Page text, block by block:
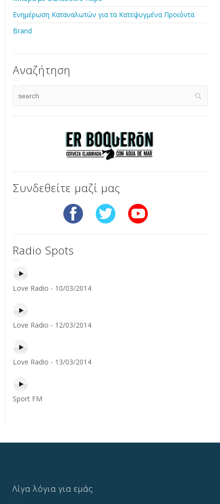
Ενημέρωση Καταναλωτών για τα Κατεψυγμένα Προϊόντα
Brand
Αναζήτηση
Συνδεθείτε μαζί μας
Radio Spots
Love Radio - 10/03/2014
Love Radio - 12/03/2014
Love Radio - 13/03/2014
Sport FM
Λίγα λόγια για εμάς